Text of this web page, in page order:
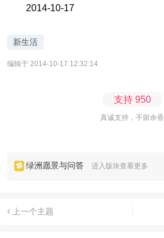
2014-10-17
新生活
编辑于 2014-10-17 12:32:14
支持950
真诚支持，手留余香
绿洲愿景与问答 进入版块查看更多
上一个主题